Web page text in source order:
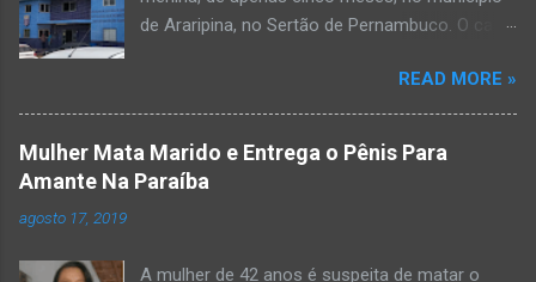
de Araripina, no Sertão de Pernambuco. O caso
morte a esclarecer”. A PM diz que, na segunda-
feira (8), foi acionada para verificar uma
possível ocorrência de estupro de vulnerável,
na UPA da cidade, mas ao chegar ao local a
READ MORE »
Mulher Mata Marido e Entrega o Pênis Para
Amante Na Paraíba
agosto 17, 2019
A mulher de 42 anos é suspeita de matar o